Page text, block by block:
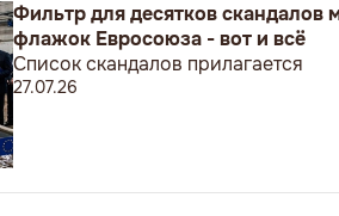
Фильтр для десятков скандалов
флажок Евросоюза - вот и всё
Список скандалов прилагается
27.07.26